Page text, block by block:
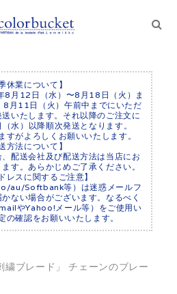
休業について】
8月12日（水）〜8月18日（火）ま
8月11日（火）午前中までにいただ
いたします。それ以降のご注文に
水）以降順次発送となります。
すがよろしくお願いいたします。
方法について】
配送会社及び配送方法は当店にお
す。あらかじめご了承ください。
レスに関するご注意】
au/Softbank等）は迷惑メールフ
ない場合がございます。なるべく
やYahoo!メール等）をご使用い
の確認をお願いいたします。
繍ブレード」 チェーンのブレー